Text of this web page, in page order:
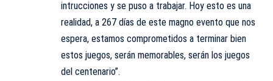
intrucciones y se puso a trabajar. Hoy esto es una
realidad, a 267 días de este magno evento que nos
espera, estamos comprometidos a terminar bien
estos juegos, serán memorables, serán los juegos
del centenario”.